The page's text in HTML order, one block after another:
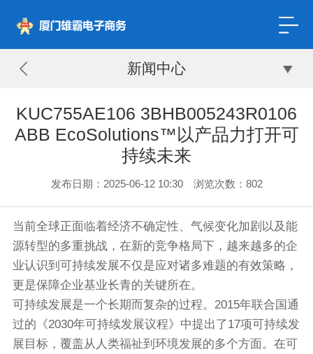
新闻中心
KUC755AE106 3BHB005243R0106
ABB EcoSolutions™以产品力打开可
持续未来
发布日期：2025-06-12 10:30 浏览次数： 802
当前全球正面临着经济不确定性、气候变化加剧以及能
源转型的多重挑战，在新的竞争格局下，越来越多的企
业认识到可持续发展不仅是应对诸多难题的有效策略，
更是保障企业基业长青的关键所在。
可持续发展是一个长期而复杂的过程。2015年联合国通
过的《2030年可持续发展议程》中提出了17项可持续发
展目标，覆盖从人类福祉到环境发展的多个方面。在可